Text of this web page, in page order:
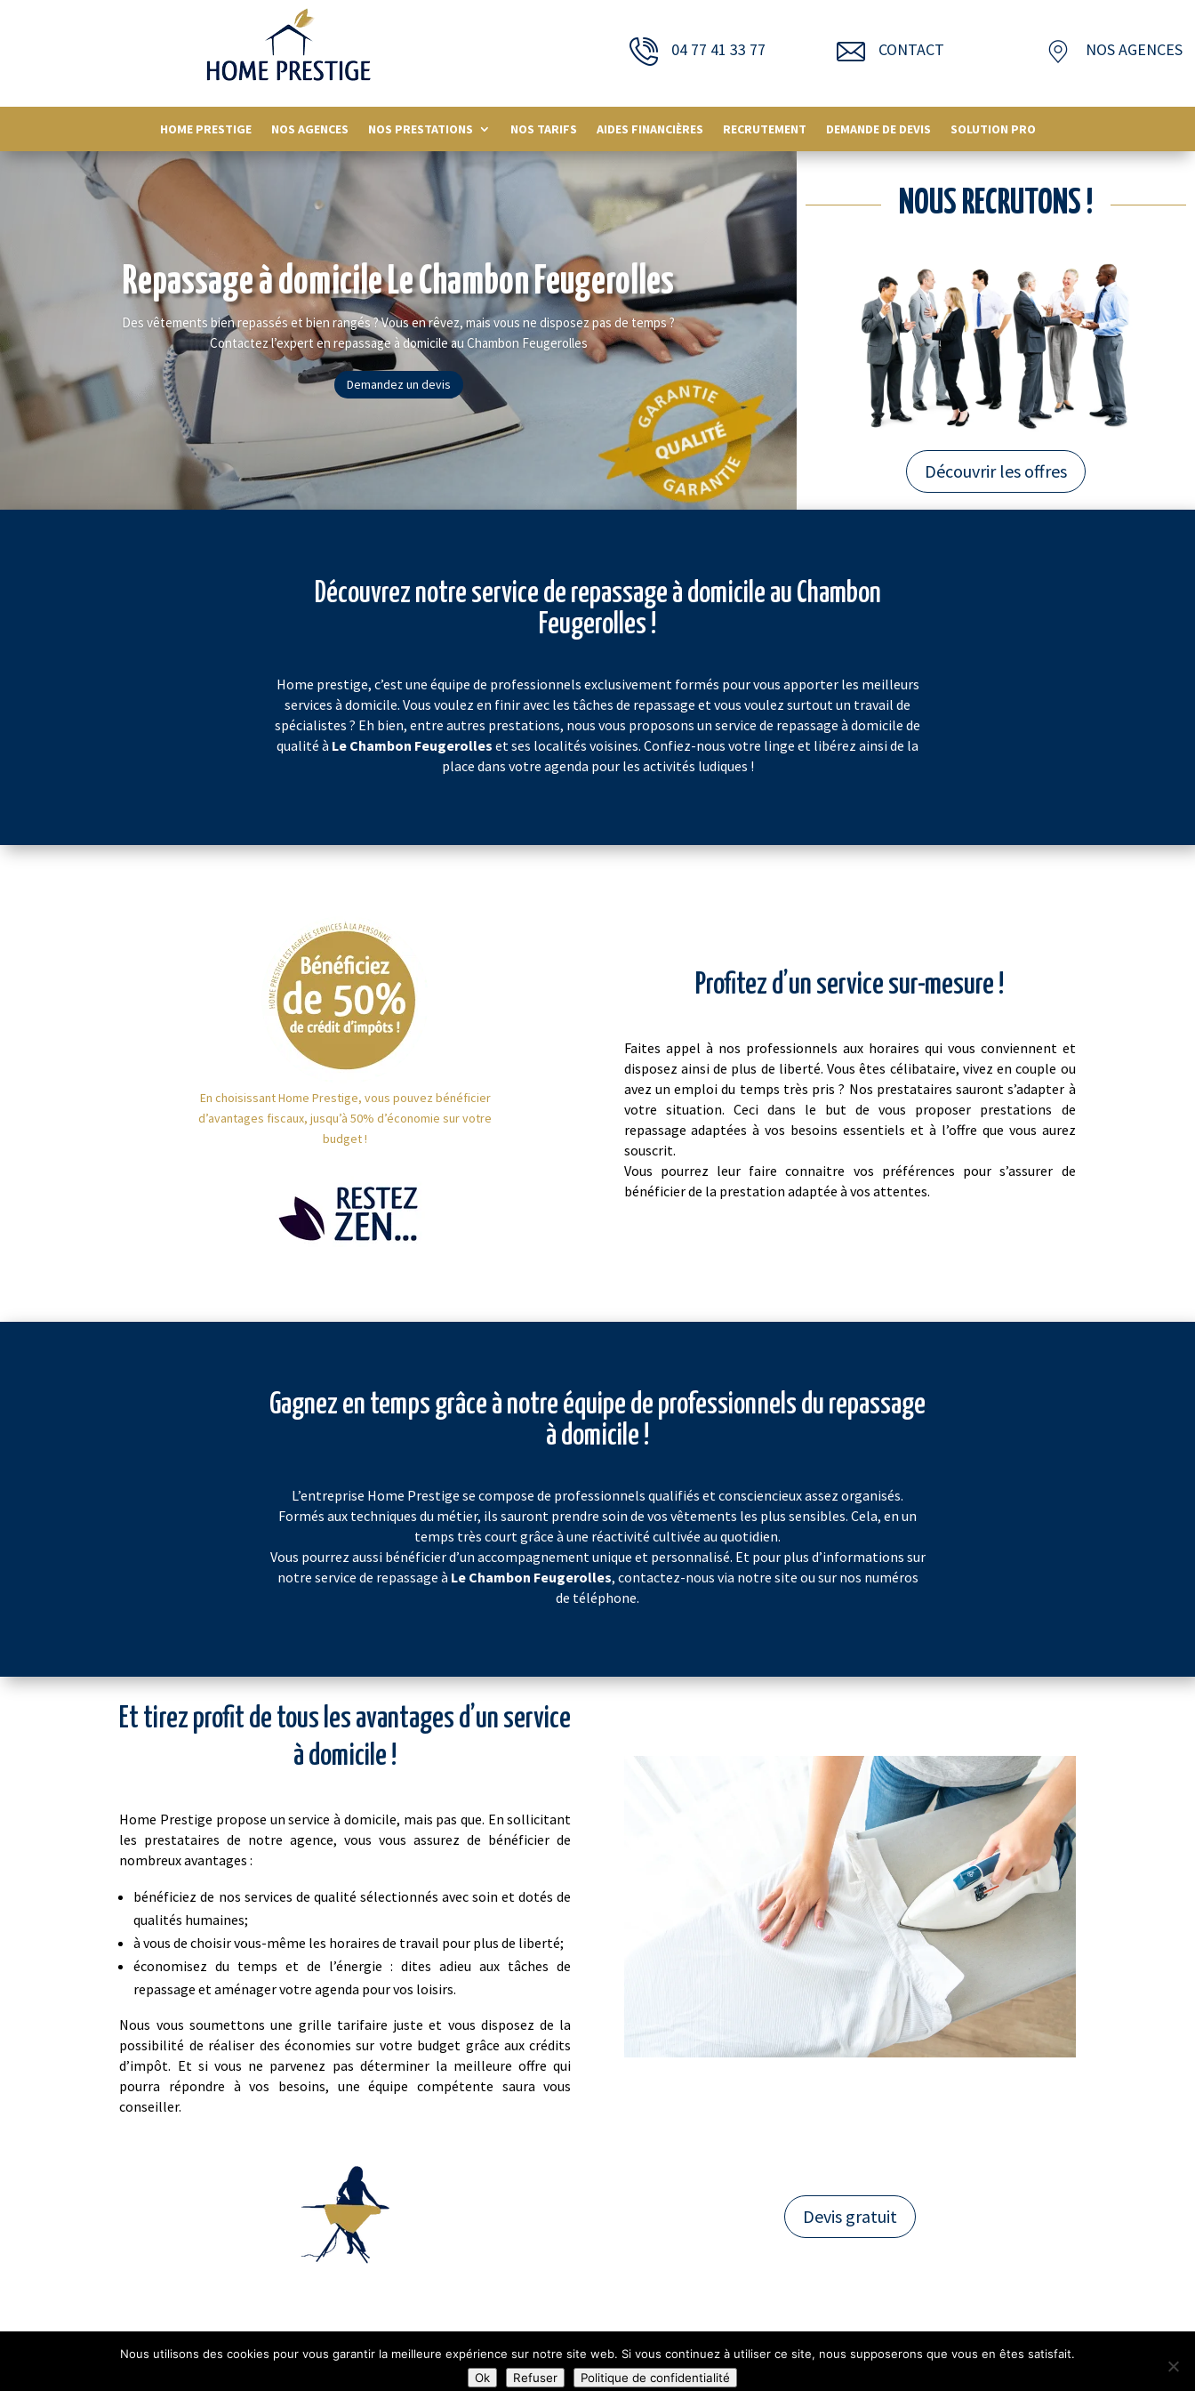
04 77 41 33 77 CONTACT NOS AGENCES
HOME PRESTIGE NOS AGENCES NOS PRESTATIONS NOS TARIFS AIDES FINANCIÈRES RECRUTEMENT DEMANDE DE DEVIS SOLUTION PRO
Repassage à domicile Le Chambon Feugerolles
Des vêtements bien repassés et bien rangés ? Vous en rêvez, mais vous ne disposez pas de temps ?
Contactez l’expert en repassage à domicile au Chambon Feugerolles
Demandez un devis
NOUS RECRUTONS !
Découvrir les offres
Découvrez notre service de repassage à domicile au Chambon
Feugerolles !
Home prestige, c’est une équipe de professionnels exclusivement formés pour vous apporter les meilleurs
services à domicile. Vous voulez en finir avec les tâches de repassage et vous voulez surtout un travail de
spécialistes ? Eh bien, entre autres prestations, nous vous proposons un service de repassage à domicile de
qualité à Le Chambon Feugerolles et ses localités voisines. Confiez-nous votre linge et libérez ainsi de la
place dans votre agenda pour les activités ludiques !
En choisissant Home Prestige, vous pouvez bénéficier
d’avantages fiscaux, jusqu’à 50% d’économie sur votre
budget !
Profitez d’un service sur-mesure !
Faites appel à nos professionnels aux horaires qui vous conviennent et
disposez ainsi de plus de liberté. Vous êtes célibataire, vivez en couple ou
avez un emploi du temps très pris ? Nos prestataires sauront s’adapter à
votre situation. Ceci dans le but de vous proposer prestations de
repassage adaptées à vos besoins essentiels et à l’offre que vous aurez
souscrit.
Vous pourrez leur faire connaitre vos préférences pour s’assurer de
bénéficier de la prestation adaptée à vos attentes.
Gagnez en temps grâce à notre équipe de professionnels du repassage
à domicile !
L’entreprise Home Prestige se compose de professionnels qualifiés et consciencieux assez organisés.
Formés aux techniques du métier, ils sauront prendre soin de vos vêtements les plus sensibles. Cela, en un
temps très court grâce à une réactivité cultivée au quotidien.
Vous pourrez aussi bénéficier d’un accompagnement unique et personnalisé. Et pour plus d’informations sur
notre service de repassage à Le Chambon Feugerolles, contactez-nous via notre site ou sur nos numéros
de téléphone.
Et tirez profit de tous les avantages d’un service
à domicile !
Home Prestige propose un service à domicile, mais pas que. En sollicitant
les prestataires de notre agence, vous vous assurez de bénéficier de
nombreux avantages :
bénéficiez de nos services de qualité sélectionnés avec soin et dotés de
qualités humaines;
à vous de choisir vous-même les horaires de travail pour plus de liberté;
économisez du temps et de l’énergie : dites adieu aux tâches de
repassage et aménager votre agenda pour vos loisirs.
Nous vous soumettons une grille tarifaire juste et vous disposez de la
possibilité de réaliser des économies sur votre budget grâce aux crédits
d’impôt. Et si vous ne parvenez pas déterminer la meilleure offre qui
pourra répondre à vos besoins, une équipe compétente saura vous
conseiller.
Devis gratuit
Mentions Légales Politique de Confidentialité Plan du Site Création site internet | Webmaster France | Webdesign 842 Concept
Nous utilisons des cookies pour vous garantir la meilleure expérience sur notre site web. Si vous continuez à utiliser ce site, nous supposerons que vous en êtes satisfait.
Ok
Refuser Politique de confidentialité